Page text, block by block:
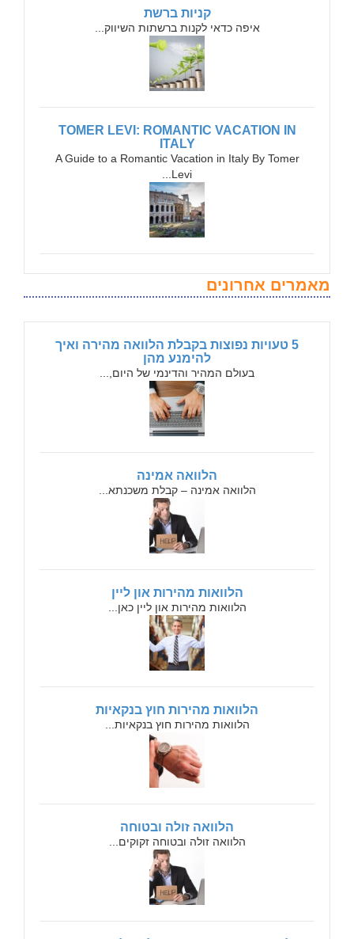
קניות ברשת
איפה כדאי לקנות ברשתות השיווק...
TOMER LEVI: ROMANTIC VACATION IN
ITALY
A Guide to a Romantic Vacation in Italy By Tomer
Levi...
מאמרים אחרונים
5 טעויות נפוצות בקבלת הלוואה מהירה ואיך
להימנע מהן
בעולם המהיר והדינמי של היום,...
הלוואה אמינה
הלוואה אמינה – קבלת משכנתא...
הלוואות מהירות און ליין
הלוואות מהירות און ליין כאן...
הלוואות מהירות חוץ בנקאיות
הלוואות מהירות חוץ בנקאיות...
הלוואה זולה ובטוחה
הלוואה זולה ובטוחה זקוקים...